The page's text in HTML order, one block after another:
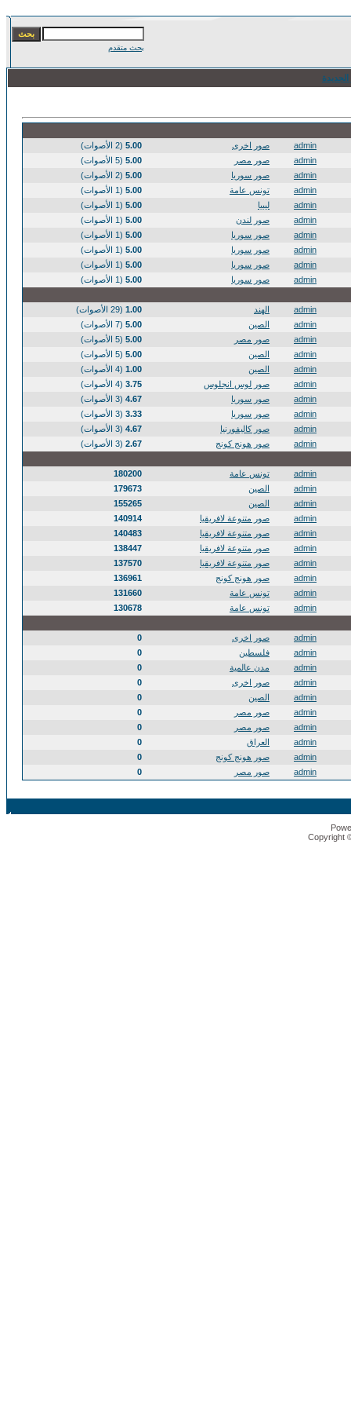
بحث متقدم
admin صور اخرى 5.00 (2 الأصوات)
admin
صور مصر 5.00 (5 الأصوات)
admin
صور سوريا 5.00 (2 الأصوات)
admin
تونس عامة 5.00 (1 الأصوات)
admin
ليبيا 5.00 (1 الأصوات)
admin
صور لندن 5.00 (1 الأصوات)
admin
صور سوريا 5.00 (1 الأصوات)
admin
صور سوريا 5.00 (1 الأصوات)
admin
صور سوريا 5.00 (1 الأصوات)
admin
صور سوريا 5.00 (1 الأصوات)
admin الهند 1.00 (29 الأصوات)
admin
الصين 5.00 (7 الأصوات)
admin
صور مصر 5.00 (5 الأصوات)
admin
الصين 5.00 (5 الأصوات)
admin
الصين 1.00 (4 الأصوات)
admin
صور لوس انجلوس 3.75 (4 الأصوات)
admin
صور سوريا 4.67 (3 الأصوات)
admin
صور سوريا 3.33 (3 الأصوات)
admin
صور كاليفورنيا 4.67 (3 الأصوات)
admin
صور هونج كونج 2.67 (3 الأصوات)
admin تونس عامة
180200
admin
الصين
179673
admin
الصين
155265
admin
صور متنوعة لافريقيا
140914
admin
صور متنوعة لافريقيا
140483
admin
صور متنوعة لافريقيا
138447
admin
صور متنوعة لافريقيا
137570
admin
صور هونج كونج
136961
admin
تونس عامة
131660
admin
تونس عامة 130678
admin صور اخرى
0
admin
فلسطين
0
admin
مدن عالمية
0
admin
صور اخرى
0
admin
الصين
0
admin
صور مصر
0
admin
صور مصر
0
admin
العراق
0
admin
صور هونج كونج
0
admin
صور مصر 0
Copyright